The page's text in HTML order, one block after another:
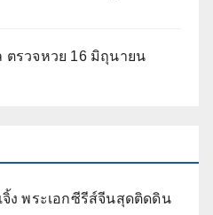
ตรวจหวย 16 มิถุนายน
ง พระเอกซีรีส์จีนสุดติดดิน